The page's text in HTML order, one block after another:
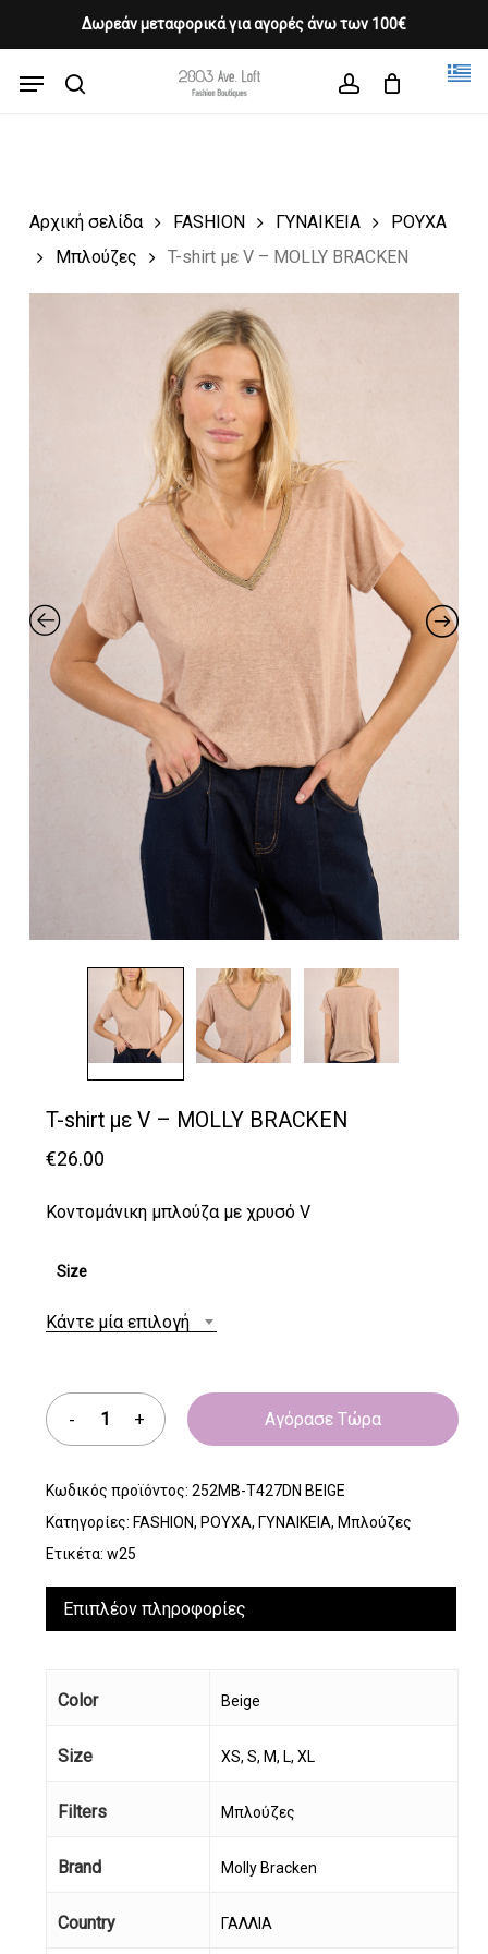
Δωρεάν μεταφορικά για αγορές άνω των 100€
content
Menu
Cart CLOSE
CART
Αρχική σελίδα FASHION ΓΥΝΑΙΚΕΙΑ
ΡΟΥΧΑ
Μπλούζες
T-shirt με V – MOLLY BRACKEN
T-shirt με V – MOLLY BRACKEN
€26.00
Κοντομάνικη μπλούζα με χρυσό V
Size
Κάντε μία επιλογή
Αγόρασε Τώρα
Κωδικός προϊόντος: 252MB-T427DN BEIGE
Κατηγορίες: FASHION, ΡΟΥΧΑ, ΓΥΝΑΙΚΕΙΑ, Μπλούζες
Ετικέτα: w25
Επιπλέον πληροφορίες
Color Beige
Size XS, S, M, L, XL
Filters Μπλούζες
Brand Molly Bracken
Country ΓΑΛΛΙΑ
Close